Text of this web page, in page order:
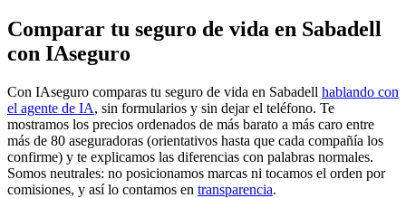
Comparar tu seguro de vida en Sabadell
con IAseguro
Con IAseguro comparas tu seguro de vida en Sabadell hablando con
el agente de IA, sin formularios y sin dejar el teléfono. Te
mostramos los precios ordenados de más barato a más caro entre
más de 80 aseguradoras (orientativos hasta que cada compañía los
confirme) y te explicamos las diferencias con palabras normales.
Somos neutrales: no posicionamos marcas ni tocamos el orden por
comisiones, y así lo contamos en transparencia.